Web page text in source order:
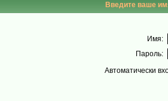
Введите ваше
Имя:
Пароль:
Автоматически